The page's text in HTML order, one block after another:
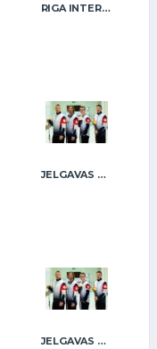
RIGA INTERNATIONAL CURLING CLUB / GRAY
JELGAVAS MAIZNIEKS
JELGAVAS MAIZNIEKS